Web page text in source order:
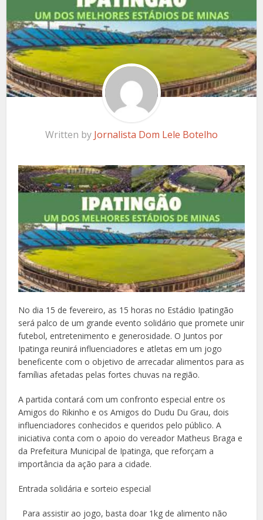
Written by Jornalista Dom Lele Botelho
No dia 15 de fevereiro, as 15 horas no Estádio Ipatingão
será palco de um grande evento solidário que promete unir
futebol, entretenimento e generosidade. O Juntos por
Ipatinga reunirá influenciadores e atletas em um jogo
beneficente com o objetivo de arrecadar alimentos para as
famílias afetadas pelas fortes chuvas na região.
A partida contará com um confronto especial entre os
Amigos do Rikinho e os Amigos do Dudu Du Grau, dois
influenciadores conhecidos e queridos pelo público. A
iniciativa conta com o apoio do vereador Matheus Braga e
da Prefeitura Municipal de Ipatinga, que reforçam a
importância da ação para a cidade.
Entrada solidária e sorteio especial
Para assistir ao jogo, basta doar 1kg de alimento não